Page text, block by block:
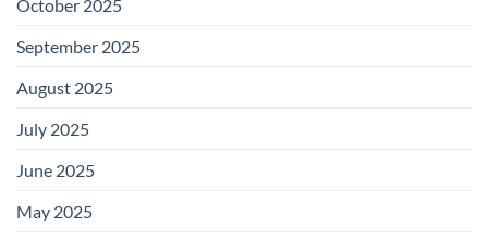
October 2025
September 2025
August 2025
July 2025
June 2025
May 2025